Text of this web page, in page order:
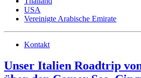
USA
Vereinigte Arabische Emirate
Kontakt
Unser Italien Roadtrip